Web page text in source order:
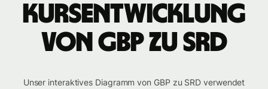
Kursentwicklung
von GBP zu SRD
Unser interaktives Diagramm von GBP zu SRD verwendet